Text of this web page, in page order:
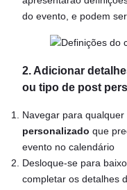
do evento, e podem
2. Adicionar
ou tipo de post
Navegar para qualquer
personalizado que
evento no calendário
Desloque-se para
completar os detalhes